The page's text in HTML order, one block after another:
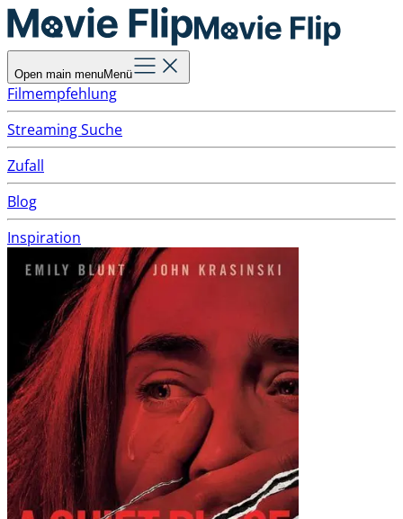
Open main menuMenü
Filmempfehlung
Streaming Suche
Zufall
Blog
Inspiration